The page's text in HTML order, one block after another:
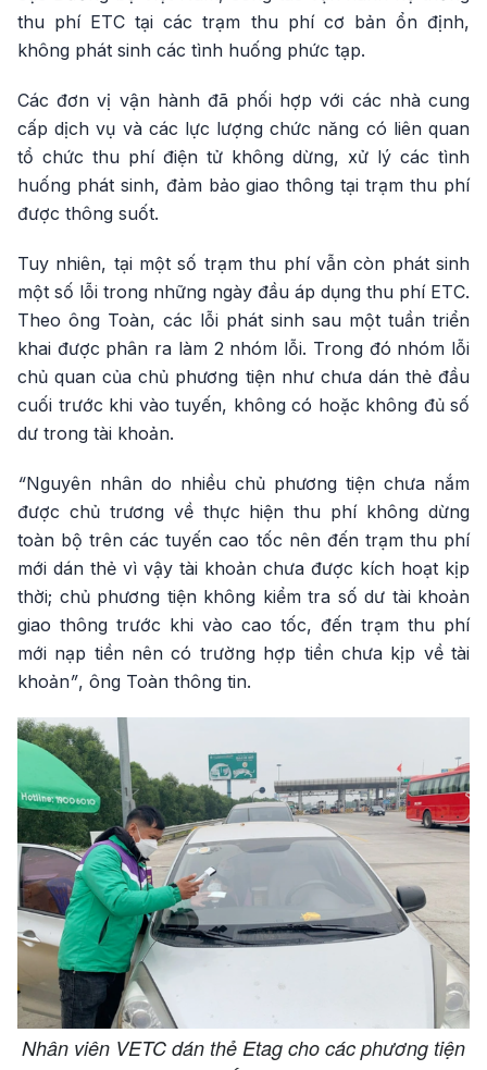
thu phí ETC tại các trạm thu phí cơ bản ổn định,
không phát sinh các tình huống phức tạp.
Các đơn vị vận hành đã phối hợp với các nhà cung
cấp dịch vụ và các lực lượng chức năng có liên quan
tổ chức thu phí điện tử không dừng, xử lý các tình
huống phát sinh, đảm bảo giao thông tại trạm thu phí
được thông suốt.
Tuy nhiên, tại một số trạm thu phí vẫn còn phát sinh
một số lỗi trong những ngày đầu áp dụng thu phí ETC.
Theo ông Toàn, các lỗi phát sinh sau một tuần triển
khai được phân ra làm 2 nhóm lỗi. Trong đó nhóm lỗi
chủ quan của chủ phương tiện như chưa dán thẻ đầu
cuối trước khi vào tuyến, không có hoặc không đủ số
dư trong tài khoản.
“Nguyên nhân do nhiều chủ phương tiện chưa nắm
được chủ trương về thực hiện thu phí không dừng
toàn bộ trên các tuyến cao tốc nên đến trạm thu phí
mới dán thẻ vì vậy tài khoản chưa được kích hoạt kịp
thời; chủ phương tiện không kiểm tra số dư tài khoản
giao thông trước khi vào cao tốc, đến trạm thu phí
mới nạp tiền nên có trường hợp tiền chưa kịp về tài
khoản”, ông Toàn thông tin.
Nhân viên VETC dán thẻ Etag cho các phương tiện